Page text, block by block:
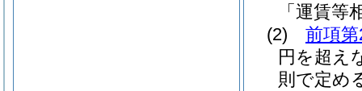
「運賃等
(2)
前項
円を超え
則で定め